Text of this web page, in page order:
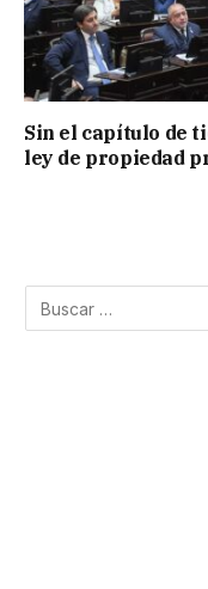
Sin el capítulo de
ley de propiedad